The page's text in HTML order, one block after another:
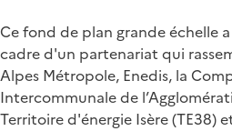
Ce fond de plan grande échelle
cadre d'un partenariat qui
Alpes Métropole, Enedis, la
Intercommunale de
Territoire d'énergie Isère (TE38)